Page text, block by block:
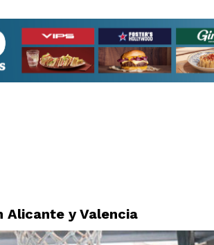
Alicante y Valencia